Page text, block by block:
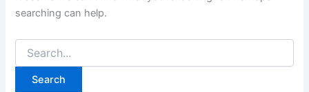
searching can help.